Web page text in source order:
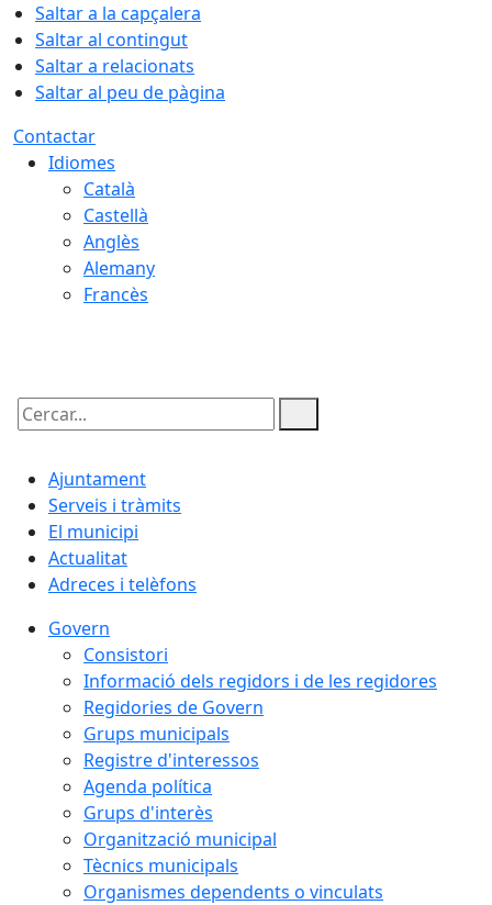
Saltar a la capçalera
Saltar al contingut
Saltar a relacionats
Saltar al peu de pàgina
Contactar
Idiomes
Català
Castellà
Anglès
Alemany
Francès
Cercar:
Ajuntament
Serveis i tràmits
El municipi
Actualitat
Adreces i telèfons
Govern
Consistori
Informació dels regidors i de les regidores
Regidories de Govern
Grups municipals
Registre d'interessos
Agenda política
Grups d'interès
Organització municipal
Tècnics municipals
Organismes dependents o vinculats